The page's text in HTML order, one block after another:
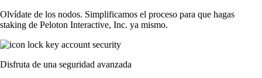
Olvídate de los nodos. Simplificamos el proceso para que hagas
staking de Peloton Interactive, Inc. ya mismo.
Disfruta de una seguridad avanzada